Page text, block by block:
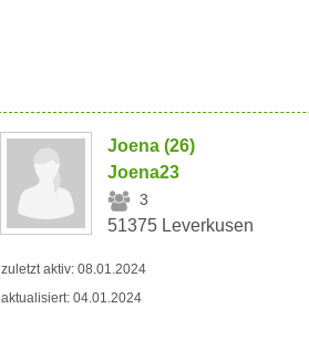
Joena (26)
Joena23
3
51375 Leverkusen
zuletzt aktiv: 08.01.2024
aktualisiert: 04.01.2024